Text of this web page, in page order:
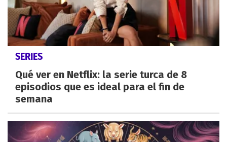
SERIES
Qué ver en Netflix: la serie turca de 8
episodios que es ideal para el fin de
semana